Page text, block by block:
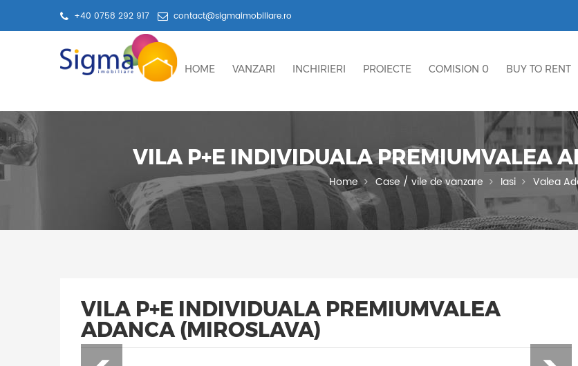
+40 0758 292 917 contact@sigmaimobiliare.ro
HOME VANZARI INCHIRIERI PROIECTE COMISION 0 BUY TO RENT
VILA P+E INDIVIDUALA PREMIUMVALEA
Home Case / vile de vanzare Iasi Valea
VILA P+E INDIVIDUALA PREMIUMVALEA
ADANCA (MIROSLAVA)